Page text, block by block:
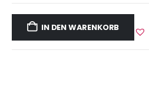
IN DEN WARENKORB